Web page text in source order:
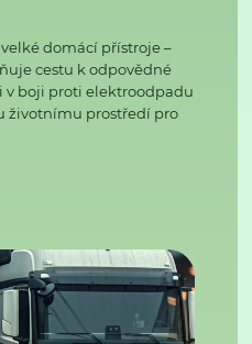
domácí přístroje –
cestu k odpovědné
v boji proti elektroodpadu
životnímu prostředí pro